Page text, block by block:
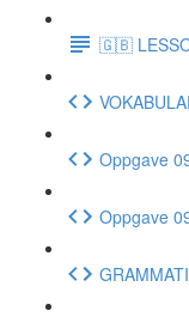
🇬🇧
Oppgave
Oppgave